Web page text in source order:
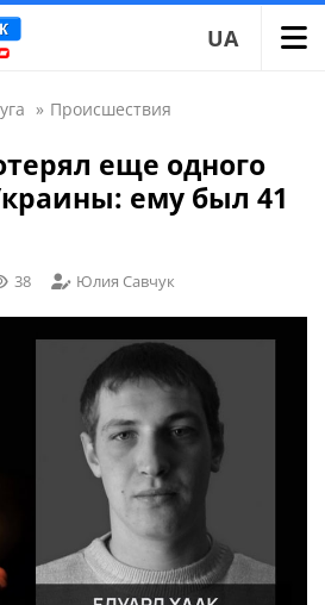
UA
» Происшествия
еще одного
ему был 41
38 Юлия Савчук